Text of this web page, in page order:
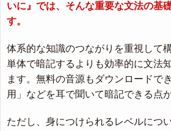
いに』では、そんな重要な文法の基
す。
体系的な知識のつながりを重視して
単体で暗記するよりも効率的に文法
ます。無料の音源もダウンロードで
用」などを耳で聞いて暗記できる点
ただし、身につけられるレベルにつ